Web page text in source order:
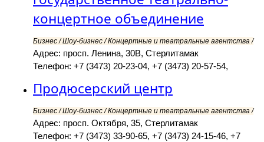
концертное объединение
Бизнес / Шоу-бизнес / Концертные и театральные агентства /
Адрес: просп. Ленина, 30В, Стерлитамак
Телефон: +7 (3473) 20-23-04, +7 (3473) 20-57-54,
Продюсерский центр
Бизнес / Шоу-бизнес / Концертные и театральные агентства /
Адрес: просп. Октября, 35, Стерлитамак
Телефон: +7 (3473) 33-90-65, +7 (3473) 24-15-46, +7